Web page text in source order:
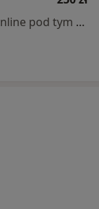
Specjalista nie oferuje umawiania online pod tym adresem.